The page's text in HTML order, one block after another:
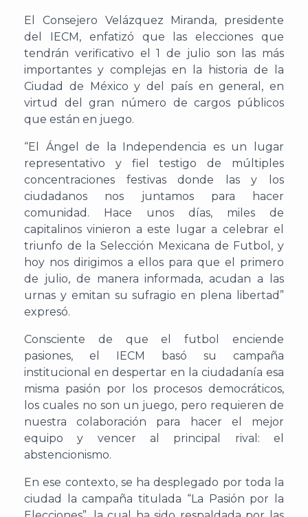
El Consejero Velázquez Miranda, presidente
del IECM, enfatizó que las elecciones que
tendrán verificativo el 1 de julio son las más
importantes y complejas en la historia de la
Ciudad de México y del país en general, en
virtud del gran número de cargos públicos
que están en juego.
“El Ángel de la Independencia es un lugar
representativo y fiel testigo de múltiples
concentraciones festivas donde las y los
ciudadanos nos juntamos para hacer
comunidad. Hace unos días, miles de
capitalinos vinieron a este lugar a celebrar el
triunfo de la Selección Mexicana de Futbol, y
hoy nos dirigimos a ellos para que el primero
de julio, de manera informada, acudan a las
urnas y emitan su sufragio en plena libertad”
expresó.
Consciente de que el futbol enciende
pasiones, el IECM basó su campaña
institucional en despertar en la ciudadanía esa
misma pasión por los procesos democráticos,
los cuales no son un juego, pero requieren de
nuestra colaboración para hacer el mejor
equipo y vencer al principal rival: el
abstencionismo.
En ese contexto, se ha desplegado por toda la
ciudad la campaña titulada “La Pasión por la